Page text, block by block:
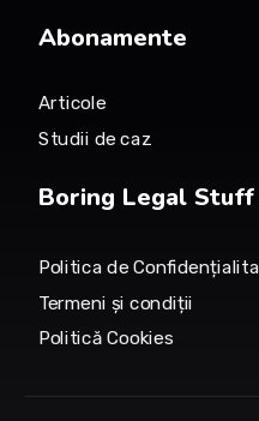
Abonamente
Articole
Studii de caz
Boring Legal Stuff
Politica de
Termeni și condiții
Politică Cookies